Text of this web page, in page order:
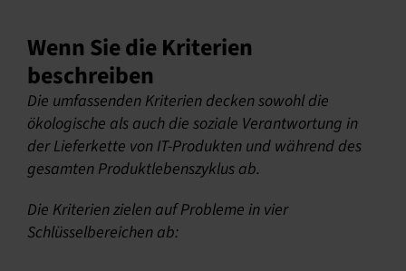
Wenn Sie die Kriterien
beschreiben
Die umfassenden Kriterien decken sowohl die
ökologische als auch die soziale Verantwortung in
der Lieferkette von IT-Produkten und während des
gesamten Produktlebenszyklus ab.
Die Kriterien zielen auf Probleme in vier
Schlüsselbereichen ab: